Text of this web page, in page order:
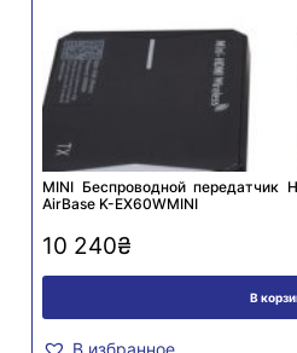
MINI Беспроводной
AirBase K-EX60WMINI
10 240₴
В
В избранное